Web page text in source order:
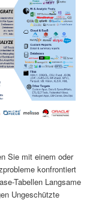
Sie mit einem oder
konfrontiert
Tabellen Langsame
Ungeschützte